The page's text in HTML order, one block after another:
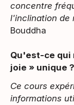
concentre
l'inclination de
Bouddha
Qu'est-ce qui
joie » unique ?
Ce cours
informations